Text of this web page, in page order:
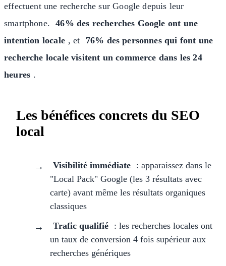
effectuent une recherche sur Google depuis leur
smartphone.
46% des recherches Google ont une
intention locale , et
76% des personnes qui font une
recherche locale visitent un commerce dans les 24
heures .
Les bénéfices concrets du SEO
local
Visibilité immédiate : apparaissez dans le
"Local Pack" Google (les 3 résultats avec
carte) avant même les résultats organiques
classiques
Trafic qualifié : les recherches locales ont
un taux de conversion 4 fois supérieur aux
recherches génériques